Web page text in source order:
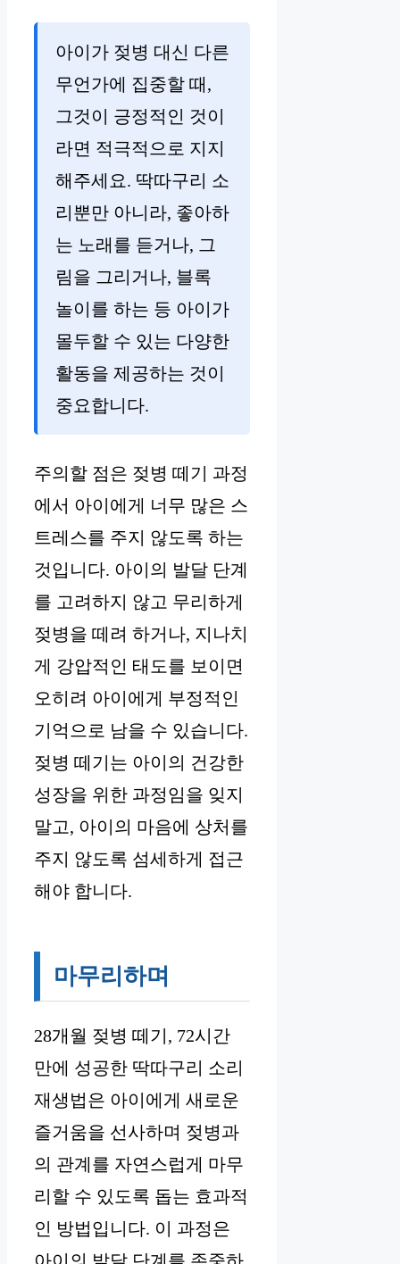
아이가 젖병 대신 다른
무언가에 집중할 때,
그것이 긍정적인 것이
라면 적극적으로 지지
해주세요. 딱따구리 소
리뿐만 아니라, 좋아하
는 노래를 듣거나, 그
림을 그리거나, 블록
놀이를 하는 등 아이가
몰두할 수 있는 다양한
활동을 제공하는 것이
중요합니다.
주의할 점은 젖병 떼기 과정
에서 아이에게 너무 많은 스
트레스를 주지 않도록 하는
것입니다. 아이의 발달 단계
를 고려하지 않고 무리하게
젖병을 떼려 하거나, 지나치
게 강압적인 태도를 보이면
오히려 아이에게 부정적인
기억으로 남을 수 있습니다.
젖병 떼기는 아이의 건강한
성장을 위한 과정임을 잊지
말고, 아이의 마음에 상처를
주지 않도록 섬세하게 접근
해야 합니다.
마무리하며
28개월 젖병 떼기, 72시간
만에 성공한 딱따구리 소리
재생법은 아이에게 새로운
즐거움을 선사하며 젖병과
의 관계를 자연스럽게 마무
리할 수 있도록 돕는 효과적
인 방법입니다. 이 과정은